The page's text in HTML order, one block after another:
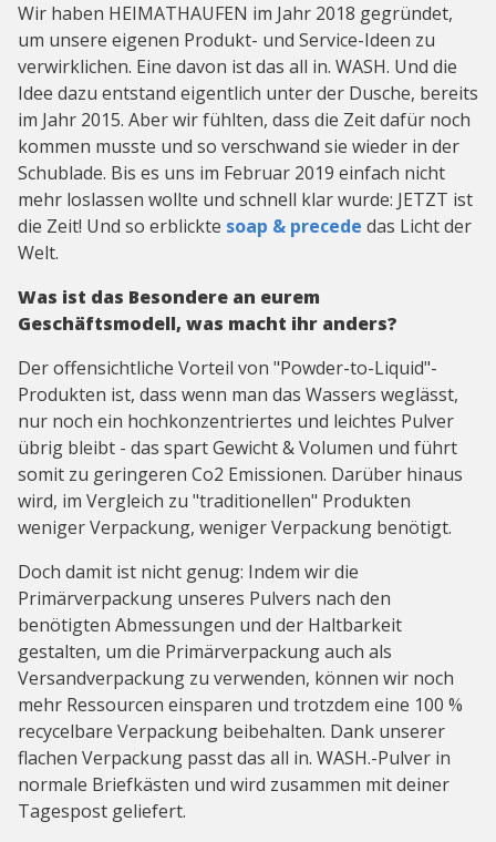
Wir haben HEIMATHAUFEN im Jahr 2018 gegründet,
um unsere eigenen Produkt- und Service-Ideen zu
verwirklichen. Eine davon ist das all in. WASH. Und die
Idee dazu entstand eigentlich unter der Dusche, bereits
im Jahr 2015. Aber wir fühlten, dass die Zeit dafür noch
kommen musste und so verschwand sie wieder in der
Schublade. Bis es uns im Februar 2019 einfach nicht
mehr loslassen wollte und schnell klar wurde: JETZT ist
die Zeit! Und so erblickte soap & precede das Licht der
Welt.
Was ist das Besondere an eurem
Geschäftsmodell, was macht ihr anders?
Der offensichtliche Vorteil von "Powder-to-Liquid"-
Produkten ist, dass wenn man das Wassers weglässt,
nur noch ein hochkonzentriertes und leichtes Pulver
übrig bleibt - das spart Gewicht & Volumen und führt
somit zu geringeren Co2 Emissionen. Darüber hinaus
wird, im Vergleich zu "traditionellen" Produkten
weniger Verpackung, weniger Verpackung benötigt.
Doch damit ist nicht genug: Indem wir die
Primärverpackung unseres Pulvers nach den
benötigten Abmessungen und der Haltbarkeit
gestalten, um die Primärverpackung auch als
Versandverpackung zu verwenden, können wir noch
mehr Ressourcen einsparen und trotzdem eine 100 %
recycelbare Verpackung beibehalten. Dank unserer
flachen Verpackung passt das all in. WASH.-Pulver in
normale Briefkästen und wird zusammen mit deiner
Tagespost geliefert.